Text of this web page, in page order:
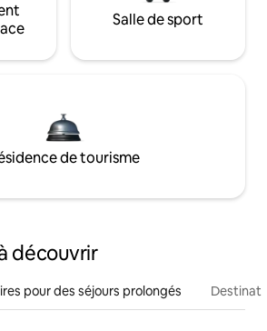
Salle de sport
de tourisme
découvrir
pour des séjours prolongés